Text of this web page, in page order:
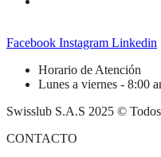
Facebook Instagram Linkedin
Horario de Atención
Lunes a viernes - 8:00
Swisslub S.A.S 2025 ©
CONTACTO